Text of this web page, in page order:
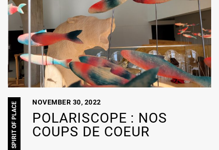
SPIRIT OF PLACE
POLARISCOPE : NOS
COUPS DE COEUR
NOVEMBER 30, 2022